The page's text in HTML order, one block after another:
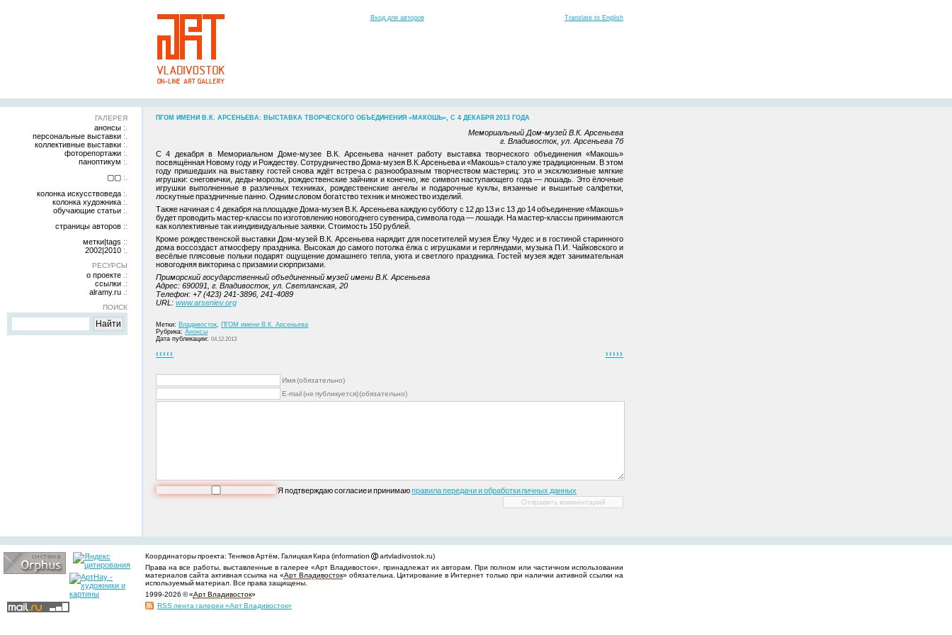
Вход для авторов Translate to English
ГАЛЕРЕЯ
анонсы
персональные выставки
коллективные выставки
фоторепортажи
паноптикум
▢▢
колонка искусствоведа
колонка художника
обучающие статьи
страницы авторов
метки|tags
2002|2010
РЕСУРСЫ
о проекте
ссылки
alramy.ru
ПОИСК
ПГОМ ИМЕНИ В.К. АРСЕНЬЕВА: ВЫСТАВКА ТВОРЧЕСКОГО ОБЪЕДИНЕНИЯ «МАКОШЬ», С 4 ДЕКАБРЯ 2013 ГОДА
Мемориальный Дом-музей В.К. Арсеньева
г. Владивосток, ул. Арсеньева 7б
С 4 декабря в Мемориальном Доме-музее В.К. Арсеньева начнет работу выставка творческого объединения «Макошь»
посвящённая Новому году и Рождеству. Сотрудничество Дома-музея В.К. Арсеньева и «Макошь» стало уже традиционным. В этом
году пришедших на выставку гостей снова ждёт встреча с разнообразным творчеством мастериц: это и эксклюзивные мягкие
игрушки: снеговички, деды-морозы, рождественские зайчики и конечно, же символ наступающего года — лошадь. Это ёлочные
игрушки выполненные в различных техниках, рождественские ангелы и подарочные куклы, вязанные и вышитые салфетки,
лоскутные праздничные панно. Одним словом богатство техник и множество изделий.
Также начиная с 4 декабря на площадке Дома-музея В.К. Арсеньева каждую субботу с 12 до 13 и с 13 до 14 объединение «Макошь»
будет проводить мастер-классы по изготовлению новогоднего сувенира, символа года — лошади. На мастер-классы принимаются
как коллективные так и индивидуальные заявки. Стоимость 150 рублей.
Кроме рождественской выставки Дом-музей В.К. Арсеньева нарядит для посетителей музея Ёлку Чудес и в гостиной старинного
дома воссоздаст атмосферу праздника. Высокая до самого потолка ёлка с игрушками и герляндами, музыка П.И. Чайковского и
весёлые плясовые польки подарят ощущение домашнего тепла, уюта и светлого праздника. Гостей музея ждет занимательная
новогодняя викторина с призами и сюрпризами.
Приморский государственный объединенный музей имени В.К. Арсеньева
Адрес: 690091, г. Владивосток, ул. Светланская, 20
Телефон: +7 (423) 241-3896, 241-4089
URL: www.arseniev.org
Метки: Владивосток, ПГОМ имени В.К. Арсеньева
Рубрика: Анонсы
Дата публикации: 04.12.2013
‹‹‹‹‹ ›››››
Имя (обязательно)
E-mail (не публикуется) (обязательно)
Я подтверждаю согласие и принимаюправила передачи и обработки личных данных
Координаторы проекта: Теняков Артём, Галицкая Кира (information
artvladivostok.ru)
Права на все работы, выставленные в галерее «Арт Владивосток», принадлежат их авторам. При полном или частичном использовании
материалов сайта активная ссылка на «Арт Владивосток» обязательна. Цитирование в Интернет только при наличии активной ссылки на
используемый материал. Все права защищены.
1999-2026 © «Арт Владивосток»
RSS лента галереи «Арт Владивосток»